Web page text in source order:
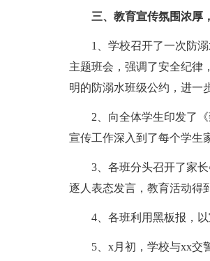
三、教育宣传氛围浓厚
1、学校召开了一次防
主题班会，强调了安全纪律
明的防溺水班级公约，进一
2、向全体学生印发了
宣传工作深入到了每个学生
3、各班分头召开了家
逐人表态发言，教育活动得
4、各班利用黑板报，
5、x月初，学校与xx交